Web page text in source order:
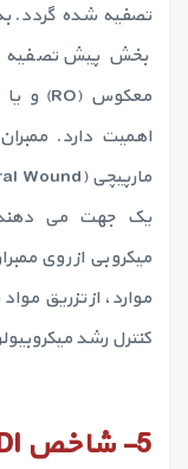
تصفیه شده گردد.
بخش پیش تصفیه
یک جهت می دهند.
میکروبی از روی
کنترل رشد
5- شاخص